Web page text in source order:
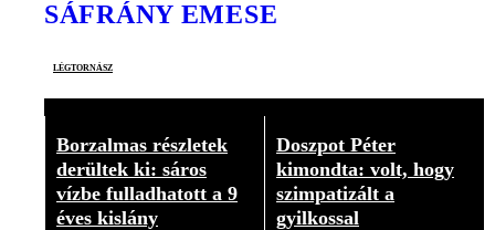
SÁFRÁNY EMESE
légtornász
Borzalmas részletek
derültek ki: sáros
vízbe fulladhatott a 9
éves kislány
Doszpot Péter
kimondta: volt, hogy
szimpatizált a
gyilkossal